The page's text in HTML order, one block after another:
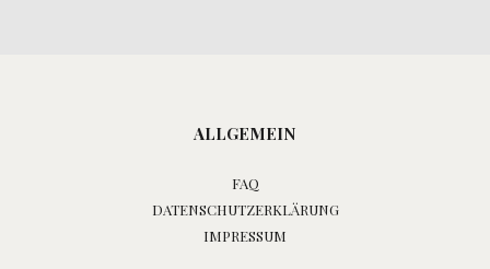
ALLGEMEIN
FAQ
DATENSCHUTZERKLÄRUNG
IMPRESSUM